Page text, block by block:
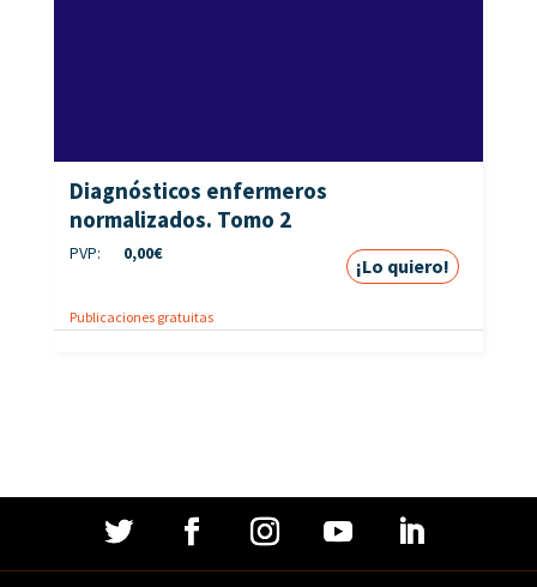
Diagnósticos enfermeros
normalizados. Tomo 2
PVP: 0,00€
¡Lo quiero!
Publicaciones gratuitas